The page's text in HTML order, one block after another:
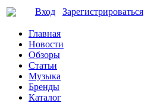
Вход Зарегистрироваться
Главная
Новости
Обзоры
Статьи
Музыка
Бренды
Каталог